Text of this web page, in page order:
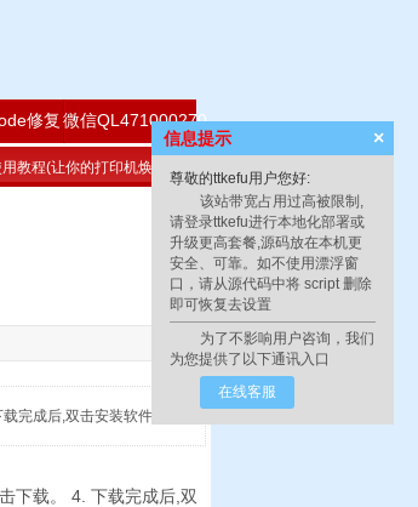
修复微信QL471000270
教程(让你的打印机焕然一新)
完成后,双击安装软件
下载。 4. 下载完成后,双
信息提示 ×
尊敬的ttkefu用户您好:
该站带宽占用过高被限制,
请登录ttkefu进行本地化部署或
升级更高套餐,源码放在本机更
安全、可靠。如不使用漂浮窗
口，请从源代码中将 script 删除
即可恢复去设置
为了不影响用户咨询，我们
为您提供了以下通讯入口
在线客服